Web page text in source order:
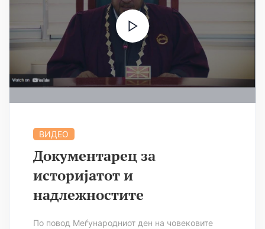
ВИДЕО
Документарец за
историјатот и
надлежностите
По повод Меѓународниот ден на човековите